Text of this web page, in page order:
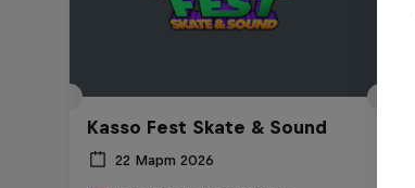
Kasso Fest Skate & Sound
22 Март 2026